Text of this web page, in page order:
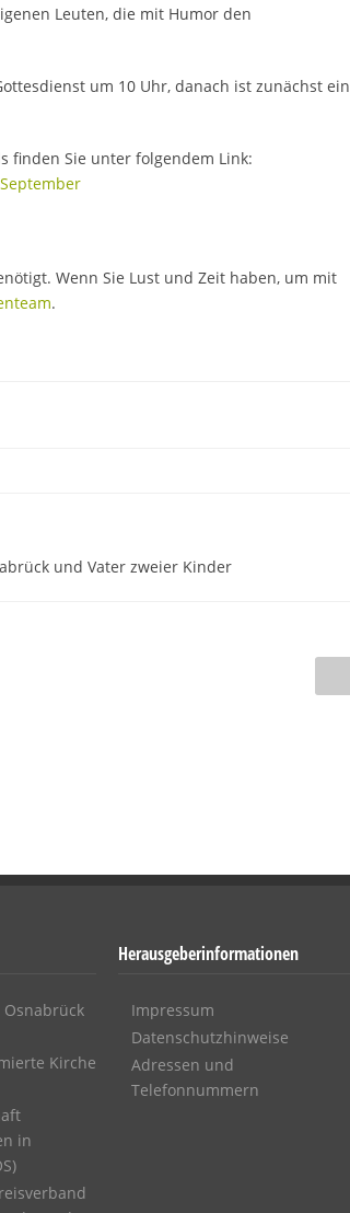
Leuten, die mit Humor den
um 10 Uhr, danach ist zunächst ein
finden Sie unter folgendem Link:
Wenn Sie Lust und Zeit haben, um mit
.
und Vater zweier Kinder
Osnabrück
Kirche
in
Herausgeberinformationen
Impressum
Datenschutzhinweise
Adressen und
Telefonnummern